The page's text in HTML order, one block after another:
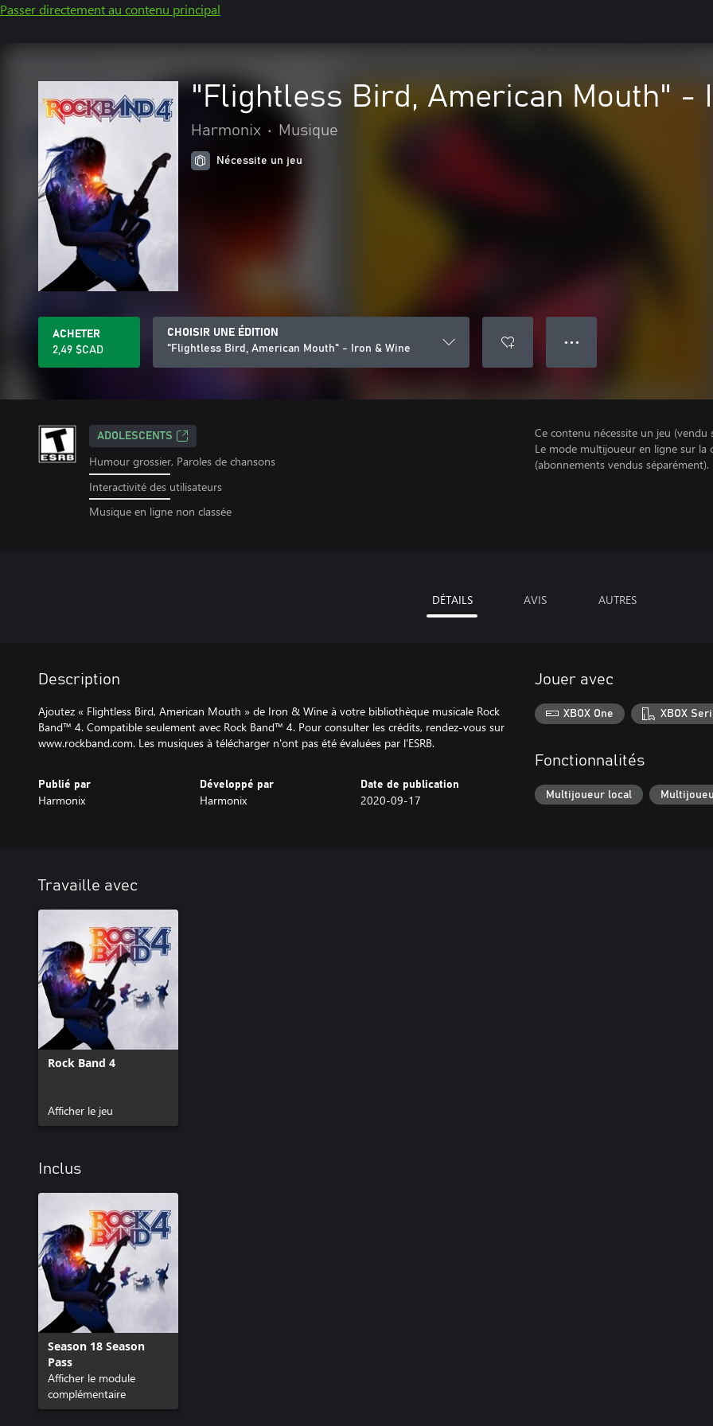
Passer directement au contenu principal
"Flightless Bird, American Mouth" -
Harmonix • Musique
Nécessite un jeu
ACHETER
2,49 $CAD
CHOISIR UNE ÉDITION
"Flightless Bird, American Mouth" - Iron & Wine
● ● ●
ADOLESCENTS
Humour grossier, Paroles de chansons
Interactivité des utilisateurs
Musique en ligne non classée
Ce contenu nécessite un jeu (vendu
Le mode multijoueur en ligne sur la
(abonnements vendus séparément).
DÉTAILS AVIS AUTRES
Description
Ajoutez « Flightless Bird, American Mouth » de Iron & Wine à votre bibliothèque musicale Rock
Band™ 4. Compatible seulement avec Rock Band™ 4. Pour consulter les crédits, rendez-vous sur
www.rockband.com. Les musiques à télécharger n'ont pas été évaluées par l'ESRB.
Publié par
Harmonix
Développé par
Harmonix
Date de publication
2020-09-17
Jouer avec
XBOX One XBOX
Fonctionnalités
Multijoueur local
Travaille avec
Rock Band 4
Afficher le jeu
Inclus
Season 18 Season
Pass
Afficher le module
complémentaire